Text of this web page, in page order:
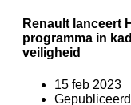
Renault lanceert
programma in
veiligheid
15 feb 2023